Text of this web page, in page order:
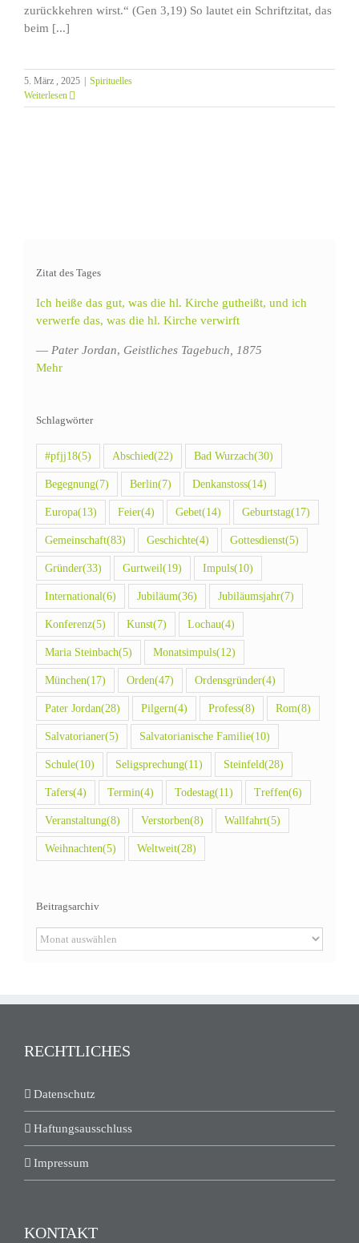
zurückkehren wirst.“ (Gen 3,19) So lautet ein Schriftzitat, das
beim [...]
5. März , 2025
Spirituelles
Weiterlesen
Zitat des Tages
Ich heiße das gut, was die hl. Kirche gutheißt, und ich
verwerfe das, was die hl. Kirche verwirft
— Pater Jordan, Geistliches Tagebuch, 1875
Mehr
Schlagwörter
#pfjj18(5) Abschied(22) Bad Wurzach(30)
Begegnung(7) Berlin(7) Denkanstoss(14)
Europa(13) Feier(4) Gebet(14) Geburtstag(17)
Gemeinschaft(83) Geschichte(4) Gottesdienst(5)
Gründer(33) Gurtweil(19) Impuls(10)
International(6) Jubiläum(36) Jubiläumsjahr(7)
Konferenz(5) Kunst(7) Lochau(4)
Maria Steinbach(5) Monatsimpuls(12)
München(17) Orden(47) Ordensgründer(4)
Pater Jordan(28) Pilgern(4) Profess(8) Rom(8)
Salvatorianer(5) Salvatorianische Familie(10)
Schule(10) Seligsprechung(11) Steinfeld(28)
Tafers(4) Termin(4) Todestag(11) Treffen(6)
Veranstaltung(8) Verstorben(8) Wallfahrt(5)
Weihnachten(5) Weltweit(28)
Beitragsarchiv
Beitragsarchiv
RECHTLICHES
Datenschutz
Haftungsausschluss
Impressum
KONTAKT